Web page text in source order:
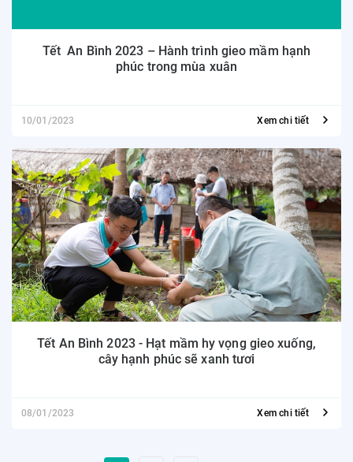
Tết An Bình 2023 – Hành trình gieo mầm hạnh
phúc trong mùa xuân
10/01/2023 Xem chi tiết
Tết An Bình 2023 - Hạt mầm hy vọng gieo xuống,
cây hạnh phúc sẽ xanh tươi
08/01/2023 Xem chi tiết